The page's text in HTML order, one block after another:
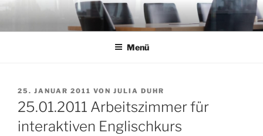
Zum
springen
Menü
VERÖFFENTLICHT
AM
25. JANUAR 2011 VON JULIA DUHR
25.01.2011 Arbeitszimmer für
interaktiven Englischkurs